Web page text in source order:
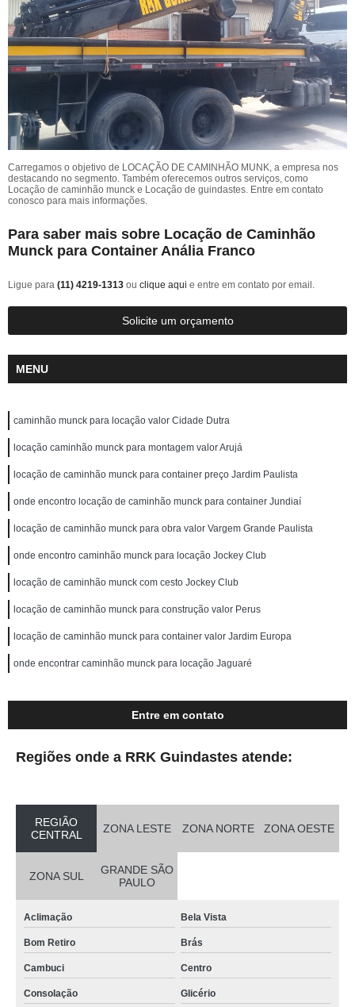
Carregamos o objetivo de LOCAÇÃO DE CAMINHÃO MUNK, a empresa nos
destacando no segmento. Também oferecemos outros serviços, como
Locação de caminhão munck e Locação de guindastes. Entre em contato
conosco para mais informações.
Para saber mais sobre Locação de Caminhão
Munck para Container Anália Franco
Ligue para (11) 4219-1313 ou clique aqui e entre em contato por email.
Solicite um orçamento
MENU
caminhão munck para locação valor Cidade Dutra
locação caminhão munck para montagem valor Arujá
locação de caminhão munck para container preço Jardim Paulista
onde encontro locação de caminhão munck para container Jundiaí
locação de caminhão munck para obra valor Vargem Grande Paulista
onde encontro caminhão munck para locação Jockey Club
locação de caminhão munck com cesto Jockey Club
locação de caminhão munck para construção valor Perus
locação de caminhão munck para container valor Jardim Europa
onde encontrar caminhão munck para locação Jaguaré
Entre em contato
Regiões onde a RRK Guindastes atende:
REGIÃO
CENTRAL
ZONA LESTE ZONA NORTE ZONA OESTE
ZONA SUL
GRANDE SÃO
PAULO
Aclimação Bela Vista
Bom Retiro Brás
Cambuci Centro
Consolação Glicério